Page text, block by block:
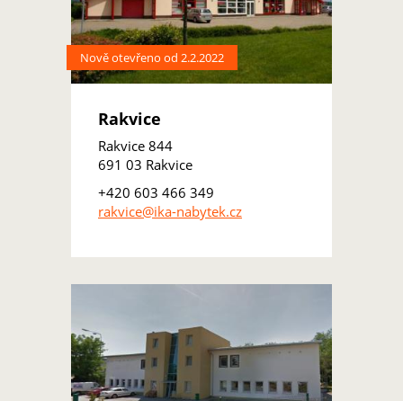
Nově otevřeno od 2.2.2022
Rakvice
Rakvice 844
691 03 Rakvice
+420 603 466 349
rakvice@ika-nabytek.cz